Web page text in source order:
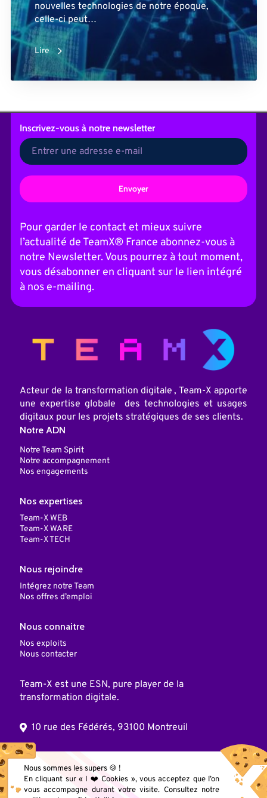
nouvelles technologies de notre époque,
celle-ci peut…
Lire
Inscrivez-vousà notre newsletter
t
e
r
n
t
i
v
Pour garder le contact et mieux suivre
l’actualité de TeamX® France abonnez-vous à
notre Newsletter. Vous pourrez à tout moment,
vous désabonner en cliquant sur le lien intégré
à nos e-mailing.
Acteur de la transformation digitale , Team-X apporte
une expertise globale des technologies et usages
digitaux pour les projets stratégiques de ses clients.
Notre ADN
Notre Team Spirit
Notre accompagnement
Nos engagements
Nos expertises
Team-X WEB
Team-X WARE
Team-X TECH
Nous rejoindre
Intégrez notre Team
Nos offres d’emploi
Nous connaitre
Nos exploits
Nous contacter
Team-X est une ESN, pure player de la
transformation digitale.
10 rue des Fédérés, 93100 Montreuil
© 2025 Team X, Inc. Tous droits réservés
Nous sommes les supers 🍪 !
En cliquant sur « I ❤️ Cookies », vous acceptez que l’on
vous accompagne durant votre visite. Consultez notre